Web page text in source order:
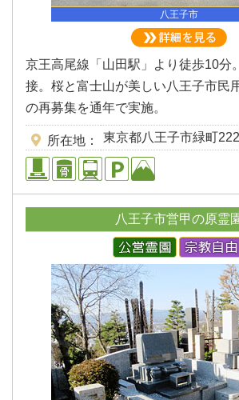
八王子市
京王高尾線「山田駅」より徒歩10分
接。桜と富士山が美しい八王子市民
の再募集を通年で実施。
所在地 東京都八王子市緑町222
八王子市営甲の原霊